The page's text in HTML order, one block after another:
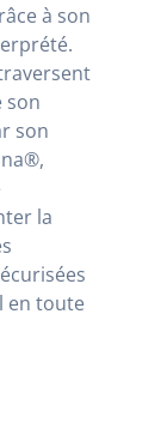
à son
son
son
la
en toute